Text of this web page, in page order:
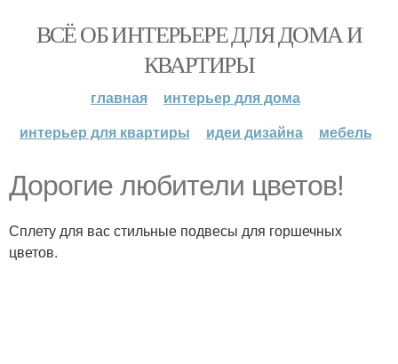
ВСЁ ОБ ИНТЕРЬЕРЕ ДЛЯ ДОМА И
КВАРТИРЫ
главная
интерьер для дома
интерьер для квартиры
идеи дизайна мебель
Дорогие любители цветов!
Сплету для вас стильные подвесы для горшечных
цветов.